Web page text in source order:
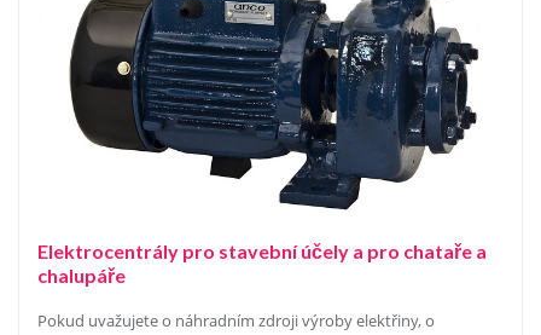
Elektrocentrály pro stavební účely a pro chataře a
chalupáře
Pokud uvažujete o náhradním zdroji výroby elektřiny, o